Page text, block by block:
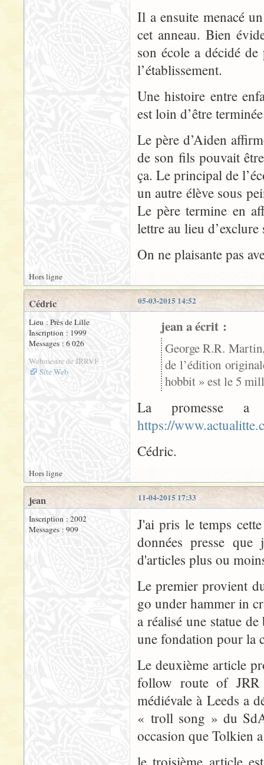
Il a ensuite menacé
cet anneau. Bien
son école a décidé de
l’établissement.
Une histoire entre
est loin d’être
Le père d’Aiden
de son fils pouvait
ça. Le principal de
un autre élève sous
Le père termine en
lettre au lieu
On ne plaisante pas
Hors ligne
05-03-2015 14:52
Cédric
Lieu : Près de Lille
Inscription : 1999
Messages : 6 026
Webmestre de JRRVF
Site Web
jean a écrit :
George R.R.
de l’édition
hobbit » est le 5
La promesse
https://
Cédric.
Hors ligne
11-04-2015 17:33
jean
Inscription : 2002
Messages : 909
J'ai pris le temps
données presse
d'articles plus ou
Le premier provient
go under hammer in
a réalisé une statue
une fondation pour la
Le deuxième article
follow route of JRR
médiévale à Leeds a
« troll song » du
occasion que Tolkien
le troisième article